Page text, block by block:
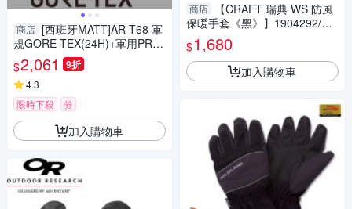
商店 [西班牙MATT]AR-T68 軍
規GORE-TEX(24H)+軍用PRIM
ALOFT防水防摔軍規五指觸控
保暖手套
$2,061 9折
4.3
限時下殺
券
加入購物車
商店
【CRAFT 瑞典 WS 防風
保暖手套《黑》】1904292/透
氣彈性保暖手套/防寒手套/登山
滑雪
$1,680
加入購物車